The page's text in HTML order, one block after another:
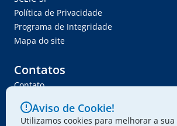
Política de Privacidade
Programa de Integridade
Mapa do site
Contatos
Contato
Ser Fornecedor
Aviso de Cookie!
Utilizamos cookies para melhorar a